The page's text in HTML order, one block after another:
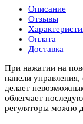
Описание
Отзывы
Оплата
Доставка
При нажатии на
панели
делает
облегчает
регуляторы можно